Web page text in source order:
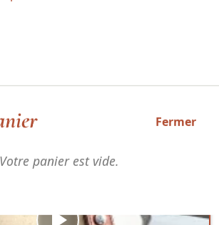
Fermer
Votre panier est vide.
repas Achères
de vos plateaux repas : Trilogie ou Square.